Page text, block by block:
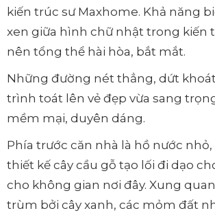
kiến trúc sư Maxhome. Khả năng
xen giữa hình chữ nhật trong kiến
nên tổng thể hài hòa, bắt mắt.
Những đường nét thẳng, dứt
trình toát lên vẻ đẹp vừa sang
mềm mại, duyên dáng.
Phía trước căn nhà là hồ nước
thiết kế cây cầu gỗ tạo lối đi dạo
cho không gian nơi đây. Xung
trùm bởi cây xanh, các mỏm đất